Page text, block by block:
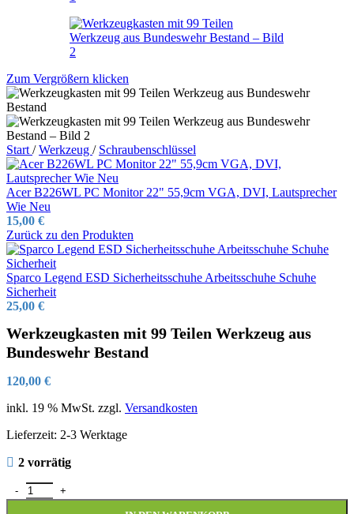
Zum Vergrößern klicken
Start / Werkzeug / Schraubenschlüssel
Acer B226WL PC Monitor 22" 55,9cm VGA, DVI, Lautsprecher
Wie Neu
15,00 €
Zurück zu den Produkten
Sparco Legend ESD Sicherheitsschuhe Arbeitsschuhe Schuhe
Sicherheit
25,00 €
Werkzeugkasten mit 99 Teilen Werkzeug aus
Bundeswehr Bestand
120,00 €
inkl. 19 % MwSt. zzgl. Versandkosten
Lieferzeit: 2-3 Werktage
2 vorrätig
Werkzeugkasten mit 99 Teilen Werkzeug aus Bundeswehr Bestand